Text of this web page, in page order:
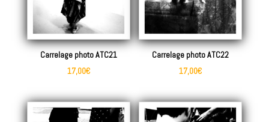
Carrelage photo ATC21
17,00€
Carrelage photo ATC22
17,00€